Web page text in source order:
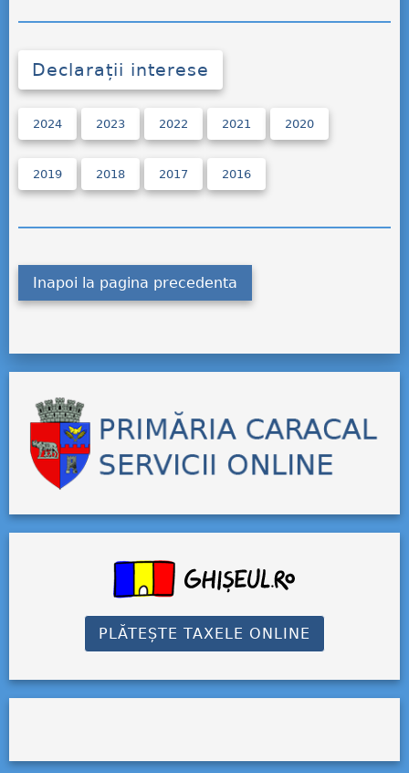
Declarații interese
2024 2023 2022 2021 2020
2019 2018 2017 2016
Inapoi la pagina precedenta
PLĂTEȘTE TAXELE ONLINE